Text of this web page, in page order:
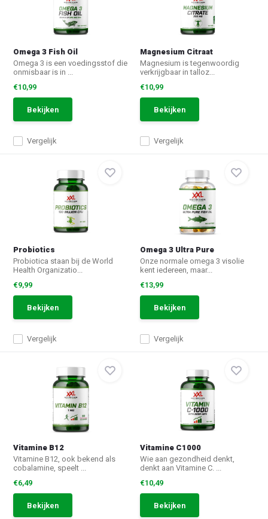
Omega 3 Fish Oil
Omega 3 is een voedingsstof die
onmisbaar is in ...
Vergelijk
€10,99
Bekijken
Magnesium Citraat
Magnesium is tegenwoordig
verkrijgbaar in talloz...
Vergelijk
€10,99
Bekijken
Probiotics
Probiotica staan bij de World
Health Organizatio...
Vergelijk
€9,99
Bekijken
Omega 3 Ultra Pure
Onze normale omega 3 visolie
kent iedereen, maar...
Vergelijk
€13,99
Bekijken
Vitamine B12
Vitamine B12, ook bekend als
cobalamine, speelt ...
€6,49
Bekijken
Vitamine C1000
Wie aan gezondheid denkt,
denkt aan Vitamine C. ...
€10,49
Bekijken